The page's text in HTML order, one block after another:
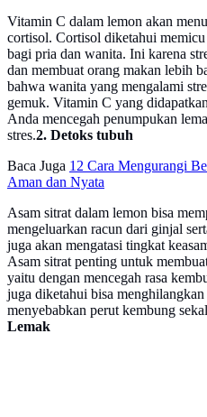
Vitamin C dalam lemon akan
cortisol. Cortisol diketahui
bagi pria dan wanita. Ini karena
dan membuat orang makan lebih
bahwa wanita yang mengalami
gemuk. Vitamin C yang
Anda mencegah penumpukan
stres.2. Detoks tubuh
Baca Juga 12 Cara Mengurangi
Aman dan Nyata
Asam sitrat dalam lemon bisa
mengeluarkan racun dari ginjal
juga akan mengatasi tingkat
Asam sitrat penting untuk
yaitu dengan mencegah rasa
juga diketahui bisa
menyebabkan perut kembung
Lemak